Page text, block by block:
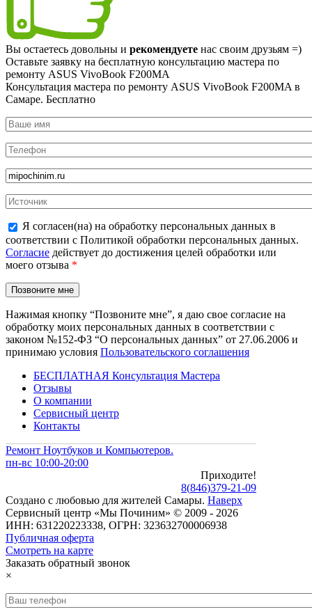
Вы остаетесь довольны и рекомендуете нас своим друзьям =)
Оставьте заявку на бесплатную консультацию мастера по
ремонту ASUS VivoBook F200MA
Консультация мастера по ремонту ASUS VivoBook F200MA в
Самаре. Бесплатно
Я согласен(на) на обработку персональных данных в
соответствии с Политикой обработки персональных данных.
Согласие действует до достижения целей обработки или
моего отзыва *
Нажимая кнопку “Позвоните мне”, я даю свое согласие на
обработку моих персональных данных в соответствии с
законом №152-ФЗ “О персональных данных” от 27.06.2006 и
принимаю условия Пользовательского соглашения
БЕСПЛАТНАЯ Консультация Мастера
Отзывы
О компании
Сервисный центр
Контакты
Ремонт Ноутбуков и Компьютеров.
пн-вс 10:00-20:00
Приходите!
8(846)379-21-09
Создано с любовью для жителей Самары. Наверх
Сервисный центр «Мы Починим» © 2009 - 2026
ИНН: 631220223338, ОГРН: 323632700006938
Публичная оферта
Смотреть на карте
Заказать обратный звонок
×